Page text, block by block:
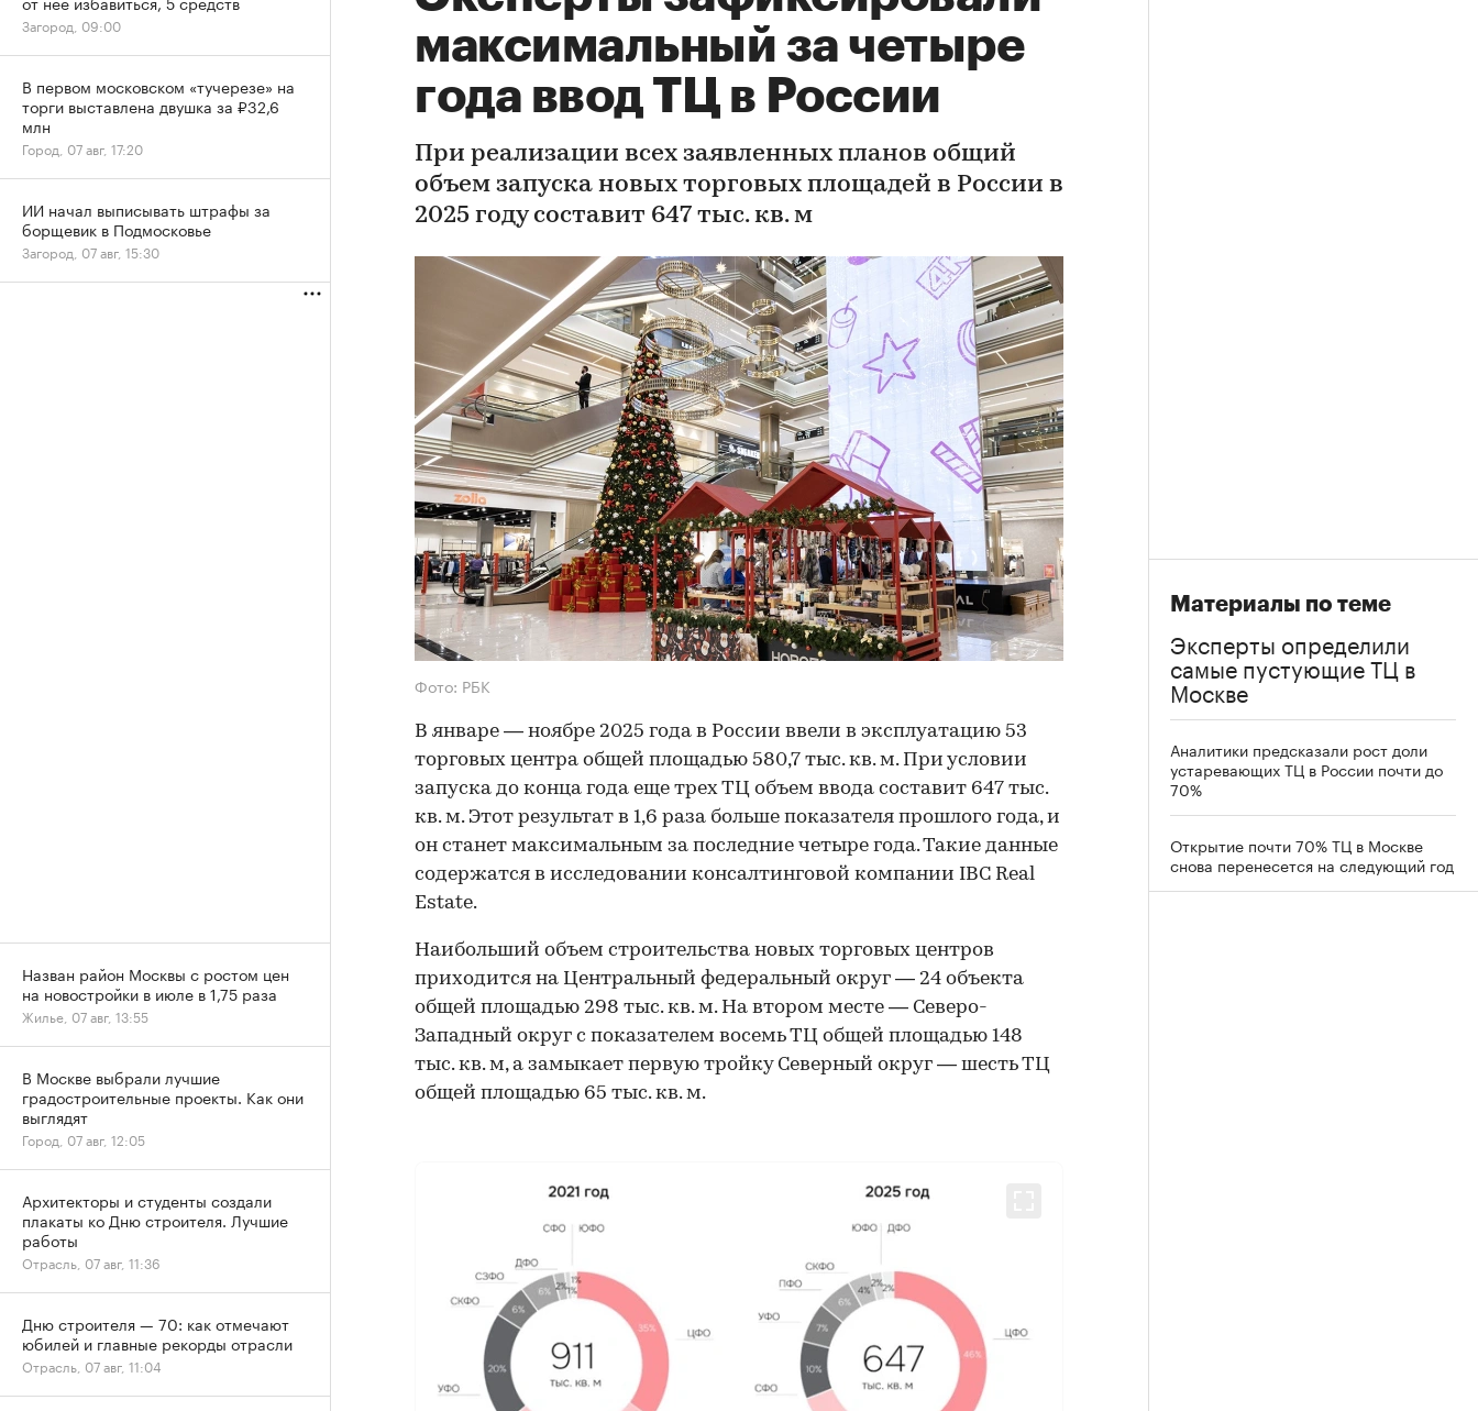
максимальный за четыре
года ввод ТЦ в России
При реализации всех заявленных планов общий
объем запуска новых торговых площадей в России в
2025 году составит 647 тыс. кв. м
Фото: РБК
В январе — ноябре 2025 года в России ввели в эксплуатацию 53
торговых центра общей площадью 580,7 тыс. кв. м. При условии
запуска до конца года еще трех ТЦ объем ввода составит 647 тыс.
кв. м. Этот результат в 1,6 раза больше показателя прошлого года, и
он станет максимальным за последние четыре года. Такие данные
содержатся в исследовании консалтинговой компании IBC Real
Estate.
Наибольший объем строительства новых торговых центров
приходится на Центральный федеральный округ — 24 объекта
общей площадью 298 тыс. кв. м. На втором месте — Северо-
Западный округ с показателем восемь ТЦ общей площадью 148
тыс. кв. м, а замыкает первую тройку Северный округ — шесть ТЦ
общей площадью 65 тыс. кв. м.
Материалы по теме
Эксперты определили
самые пустующие ТЦ в
Москве
Аналитики предсказали рост доли
устаревающих ТЦ в России почти до
70%
Открытие почти 70% ТЦ в Москве
снова перенесется на следующий год
Загород, 09:00
В первом московском «тучерезе» на
торги выставлена двушка за ₽32,6
млн
Город, 07 авг, 17:20
ИИ начал выписывать штрафы за
борщевик в Подмосковье
Загород, 07 авг, 15:30
Назван район Москвы с ростом цен
на новостройки в июле в 1,75 раза
Жилье, 07 авг, 13:55
В Москве выбрали лучшие
градостроительные проекты. Как они
выглядят
Город, 07 авг, 12:05
Архитекторы и студенты создали
плакаты ко Дню строителя. Лучшие
работы
Отрасль, 07 авг, 11:36
Дню строителя — 70: как отмечают
юбилей и главные рекорды отрасли
Отрасль, 07 авг, 11:04